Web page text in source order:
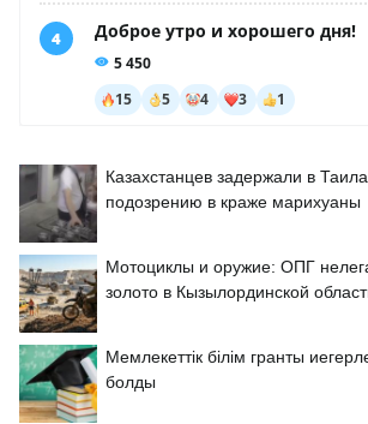
Казахстанцев задержали в
подозрению в краже марихуаны
Мотоциклы и оружие: ОПГ
золото в Кызылординской
Мемлекеттік білім гранты
болды